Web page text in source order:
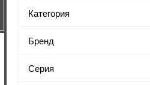
Категория
Бренд
Серия